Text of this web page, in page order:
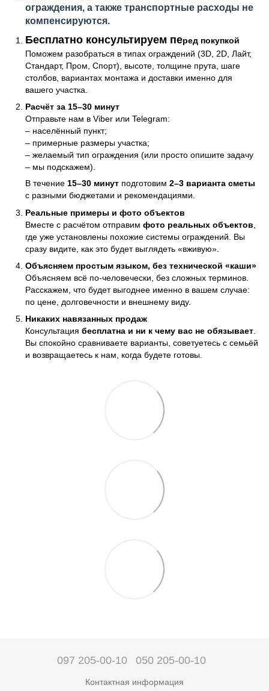
ограждения, а также транспортные расходы не
компенсируются.
Консультация и бесплатный расчёт
Бесплатно консультируем перед покупкой
Поможем разобраться в типах ограждений (3D, 2D, Лайт,
Стандарт, Пром, Спорт), высоте, толщине прута, шаге
столбов, вариантах монтажа и доставки именно для
вашего участка.
Расчёт за 15–30 минут
Отправьте нам в Viber или Telegram:
– населённый пункт;
– примерные размеры участка;
– желаемый тип ограждения (или просто опишите задачу
– мы подскажем).
В течение 15–30 минут подготовим 2–3 варианта сметы
с разными бюджетами и рекомендациями.
Реальные примеры и фото объектов
Вместе с расчётом отправим фото реальных объектов
где уже установлены похожие системы ограждений. Вы
сразу видите, как это будет выглядеть «вживую».
Объясняем простым языком, без технической «каши»
Объясняем всё по-человечески, без сложных терминов.
Расскажем, что будет выгоднее именно в вашем случае:
по цене, долговечности и внешнему виду.
Никаких навязанных продаж
Консультация бесплатна и ни к чему вас не обязывает.
Вы спокойно сравниваете варианты, советуетесь с семьёй
и возвращаетесь к нам, когда будете готовы.
097 205-00-10 050 205-00-10
Контактная информация